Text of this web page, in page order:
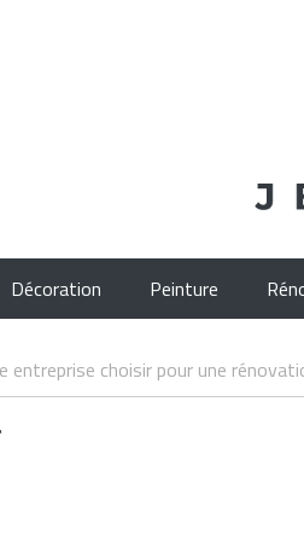
Décoration Peinture
entreprise choisir pour une